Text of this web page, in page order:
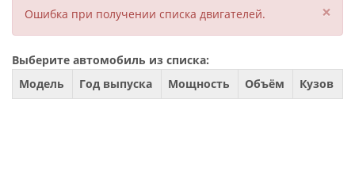
Ошибка при получении списка двигателей. ×
Выберите автомобиль из списка:
Модель
Год выпуска Мощность Объём Кузов